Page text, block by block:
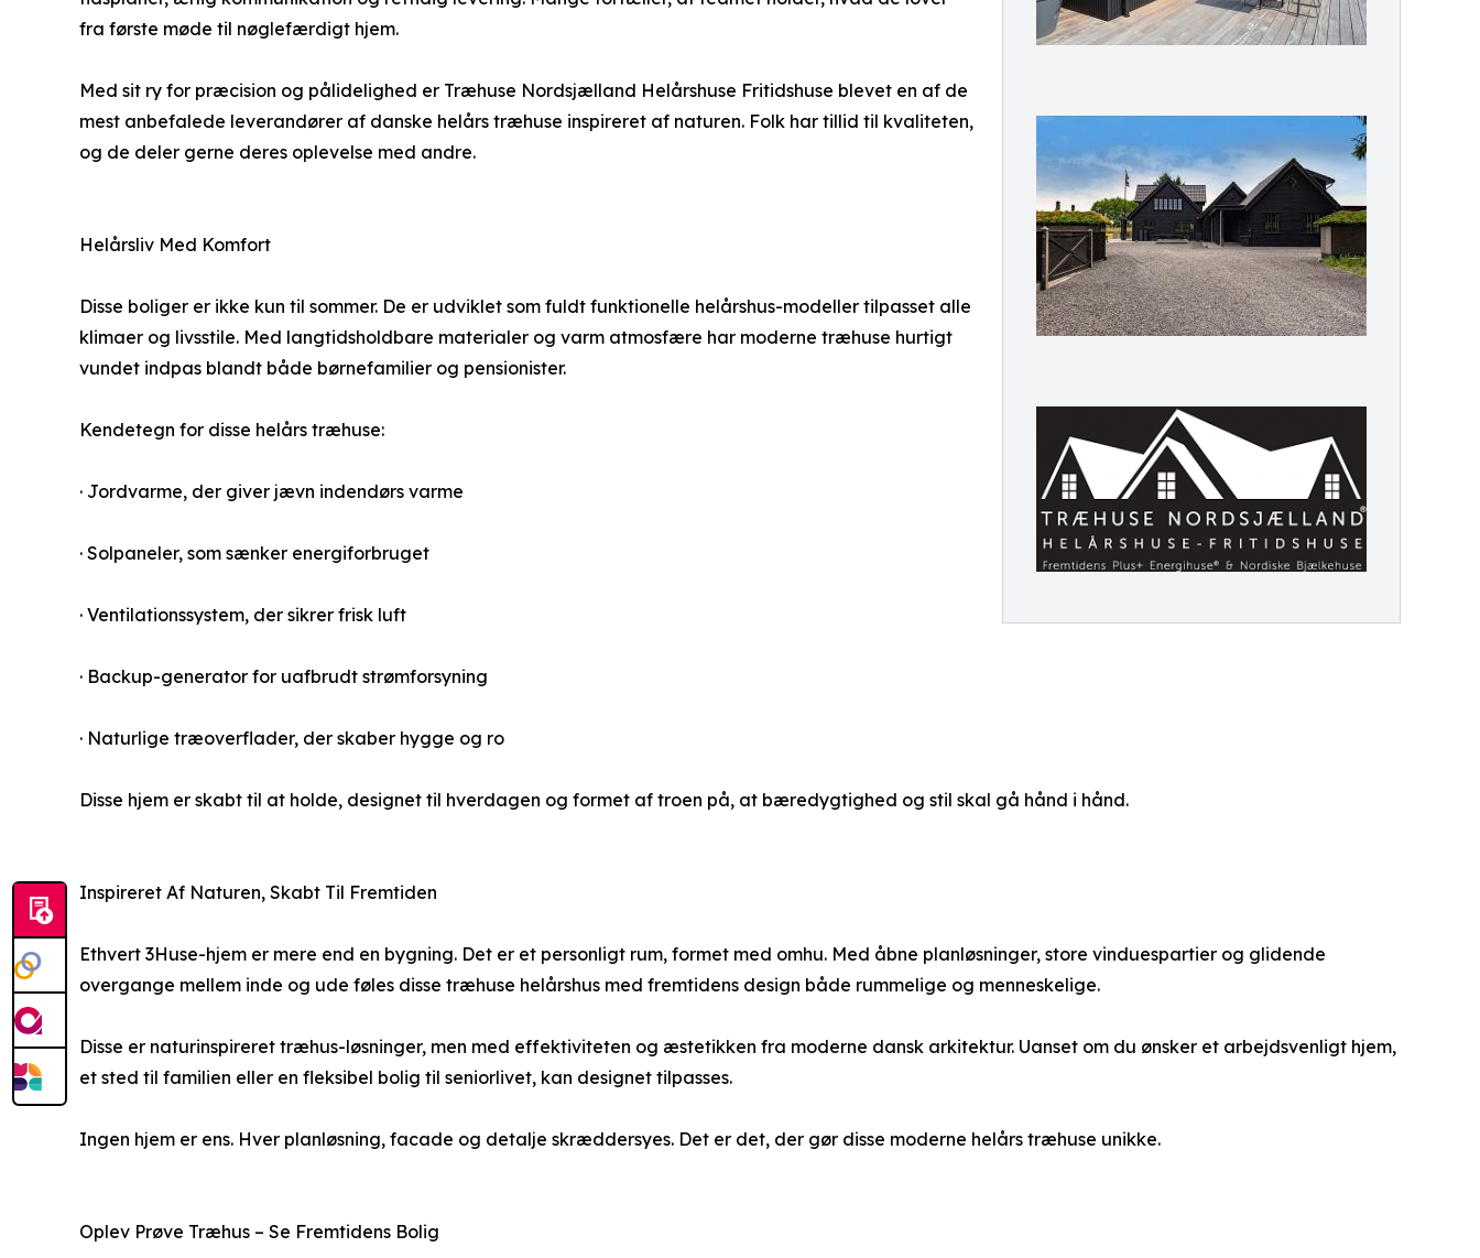
fra første møde til nøglefærdigt hjem.
Med sit ry for præcision og pålidelighed er Træhuse Nordsjælland Helårshuse Fritidshuse blevet en af de
mest anbefalede leverandører af danske helårs træhuse inspireret af naturen. Folk har tillid til kvaliteten,
og de deler gerne deres oplevelse med andre.
Helårsliv Med Komfort
Disse boliger er ikke kun til sommer. De er udviklet som fuldt funktionelle helårshus-modeller tilpasset alle
klimaer og livsstile. Med langtidsholdbare materialer og varm atmosfære har moderne træhuse hurtigt
vundet indpas blandt både børnefamilier og pensionister.
Kendetegn for disse helårs træhuse:
· Jordvarme, der giver jævn indendørs varme
· Solpaneler, som sænker energiforbruget
· Ventilationssystem, der sikrer frisk luft
· Backup-generator for uafbrudt strømforsyning
· Naturlige træoverflader, der skaber hygge og ro
Disse hjem er skabt til at holde, designet til hverdagen og formet af troen på, at bæredygtighed og stil skal gå hånd i hånd.
Inspireret Af Naturen, Skabt Til Fremtiden
Ethvert 3Huse-hjem er mere end en bygning. Det er et personligt rum, formet med omhu. Med åbne planløsninger, store vinduespartier og glidende
overgange mellem inde og ude føles disse træhuse helårshus med fremtidens design både rummelige og menneskelige.
Disse er naturinspireret træhus-løsninger, men med effektiviteten og æstetikken fra moderne dansk arkitektur. Uanset om du ønsker et arbejdsvenligt hjem,
et sted til familien eller en fleksibel bolig til seniorlivet, kan designet tilpasses.
Ingen hjem er ens. Hver planløsning, facade og detalje skræddersyes. Det er det, der gør disse moderne helårs træhuse unikke.
Oplev Prøve Træhus – Se Fremtidens Bolig